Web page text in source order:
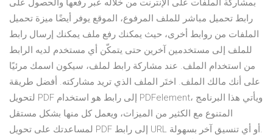
بمشاركة الملفات على الإنترنت من خلاله عبر رفعها والحصول على
رابط تحميل مباشر للملف المرفوع، الموقع يوفر أيضًا ميزة تحميل
الملفات من روابط أخرى، حيث يمكنك رفع ملف يمكنك إرسال رابط
للملف إلى مستخدمين آخرين حتى يتمكّن أي مستخدم لديه الرابط
من استخدام الملف. عند مشاركة رابط لملف، سيكون اسمك مرئيًا
على أنك مالك الملف. اختَر الملف الذي تريد مشاركته. أفضل طريقة
لتحويل PDF إلى رابط هو استخدام PDFelement، ويأتي هذا البرنامج
المتنوع مع الكثير من الميزات، ويعمل كل منها بشكل مستقل
لمساعدتك على تحويل PDF إلى رابط URL أو أي تنسيق آخر بسهولة.